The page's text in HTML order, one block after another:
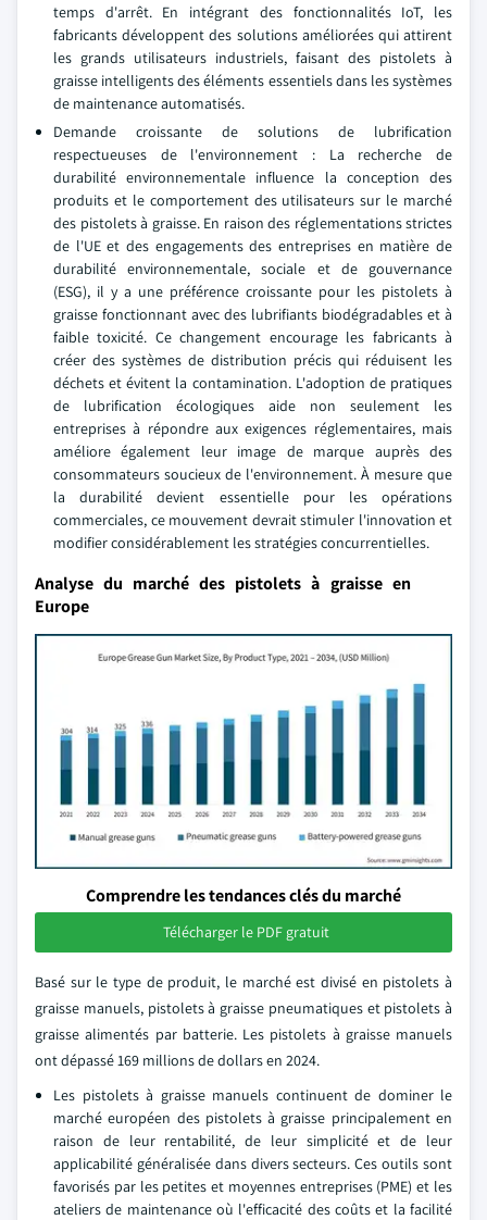
temps d'arrêt. En intégrant des fonctionnalités IoT, les
fabricants développent des solutions améliorées qui attirent
les grands utilisateurs industriels, faisant des pistolets à
graisse intelligents des éléments essentiels dans les systèmes
de maintenance automatisés.
Demande croissante de solutions de lubrification
respectueuses de l'environnement : La recherche de
durabilité environnementale influence la conception des
produits et le comportement des utilisateurs sur le marché
des pistolets à graisse. En raison des réglementations strictes
de l'UE et des engagements des entreprises en matière de
durabilité environnementale, sociale et de gouvernance
(ESG), il y a une préférence croissante pour les pistolets à
graisse fonctionnant avec des lubrifiants biodégradables et à
faible toxicité. Ce changement encourage les fabricants à
créer des systèmes de distribution précis qui réduisent les
déchets et évitent la contamination. L'adoption de pratiques
de lubrification écologiques aide non seulement les
entreprises à répondre aux exigences réglementaires, mais
améliore également leur image de marque auprès des
consommateurs soucieux de l'environnement. À mesure que
la durabilité devient essentielle pour les opérations
commerciales, ce mouvement devrait stimuler l'innovation et
modifier considérablement les stratégies concurrentielles.
Analyse du marché des pistolets à graisse en
Europe
Comprendre les tendances clés du marché
Télécharger le PDF gratuit
Basé sur le type de produit, le marché est divisé en pistolets à
graisse manuels, pistolets à graisse pneumatiques et pistolets à
graisse alimentés par batterie. Les pistolets à graisse manuels
ont dépassé 169 millions de dollars en 2024.
Les pistolets à graisse manuels continuent de dominer le
marché européen des pistolets à graisse principalement en
raison de leur rentabilité, de leur simplicité et de leur
applicabilité généralisée dans divers secteurs. Ces outils sont
favorisés par les petites et moyennes entreprises (PME) et les
ateliers de maintenance où l'efficacité des coûts et la facilité